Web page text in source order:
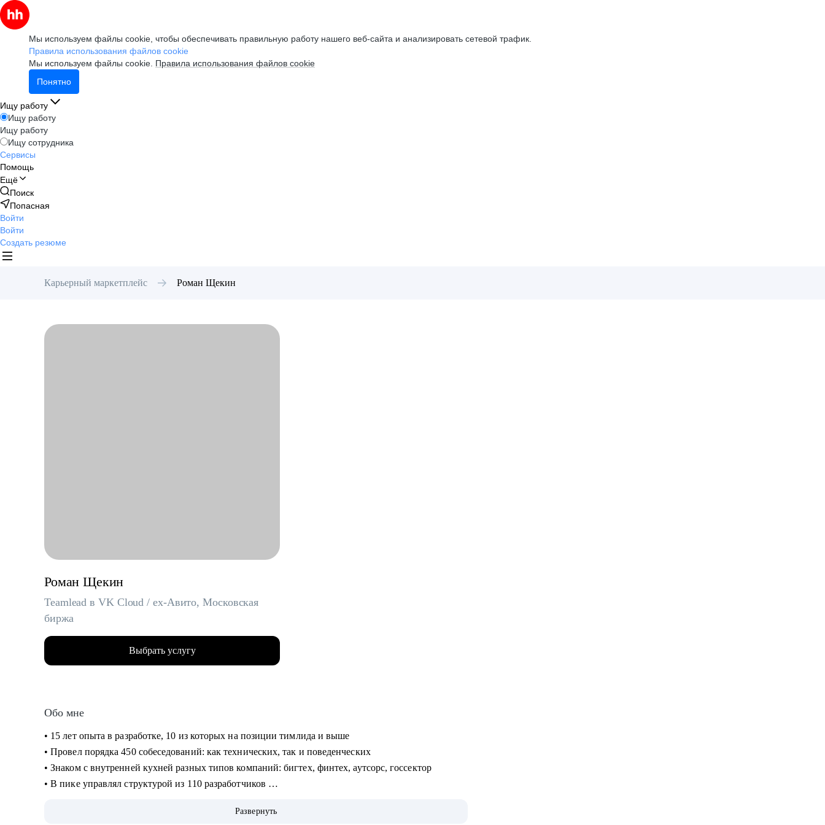
Мы используем файлы cookie, чтобы обеспечивать правильную работу нашего веб-сайта и анализировать сетевой трафик.
Правила использования файлов cookie
Мы используем файлы cookie. Правила использования файлов cookie
Понятно
Ищу работу
Ищу работу
Ищу работу
Ищу сотрудника
Сервисы
Помощь
Ещё
Поиск
Попасная
Войти
Войти
Создать резюме
Карьерный маркетплейс Роман Щекин
Роман Щекин
Teamlead в VK Cloud / ex-Авито, Московская
биржа
Выбрать услугу
Обо мне
• 15 лет опыта в разработке, 10 из которых на позиции тимлида и выше
• Провел порядка 450 собеседований: как технических, так и поведенческих
• Знаком с внутренней кухней разных типов компаний: бигтех, финтех, аутсорс, госсектор
• В пике управлял структурой из 110 разработчиков
• Пишу статьи на Хабре и периодически коммичу в Open-source
Развернуть